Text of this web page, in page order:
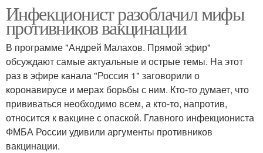
Инфекционист разоблачил мифы
противников вакцинации
В программе "Андрей Малахов. Прямой эфир"
обсуждают самые актуальные и острые темы. На этот
раз в эфире канала "Россия 1" заговорили о
коронавирусе и мерах борьбы с ним. Кто-то думает, что
прививаться необходимо всем, а кто-то, напротив,
относится к вакцине с опаской. Главного инфекциониста
ФМБА России удивили аргументы противников
вакцинации.